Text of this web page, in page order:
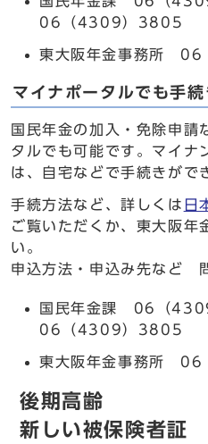
06（4309）3805
東大阪年金事務所
マイナポータルでも手続
国民年金の加入・免除申請
タルでも可能です。マイナ
は、自宅などで手続きがで
手続方法など、詳しくは 日
ご覧いただくか、東大阪年
い。
申込方法・申込み先など
国民年金課 06（
06（4309）3805
東大阪年金事務所
後期高齢
新しい被保険者証